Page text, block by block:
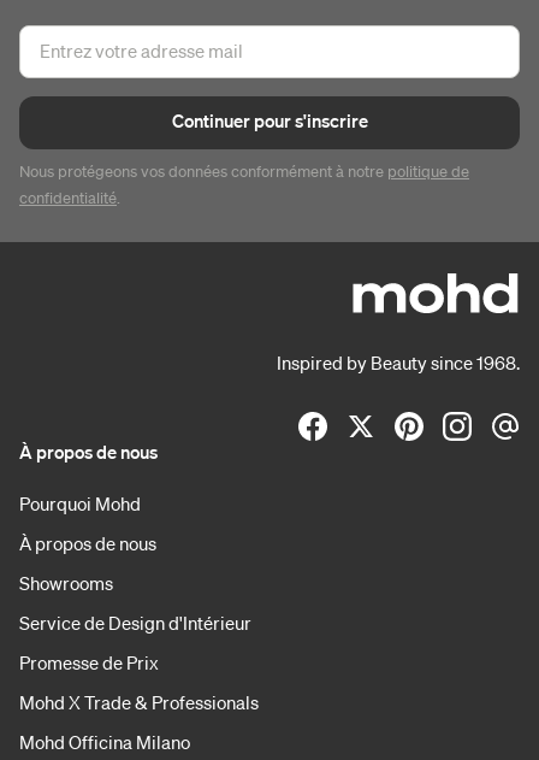
Continuer pour s'inscrire
Nous protégeons vos données conformément à notre politique de
confidentialité.
Inspired by Beauty since 1968.
À propos de nous
Pourquoi Mohd
À propos de nous
Showrooms
Service de Design d'Intérieur
Promesse de Prix
Mohd X Trade & Professionals
Mohd Officina Milano